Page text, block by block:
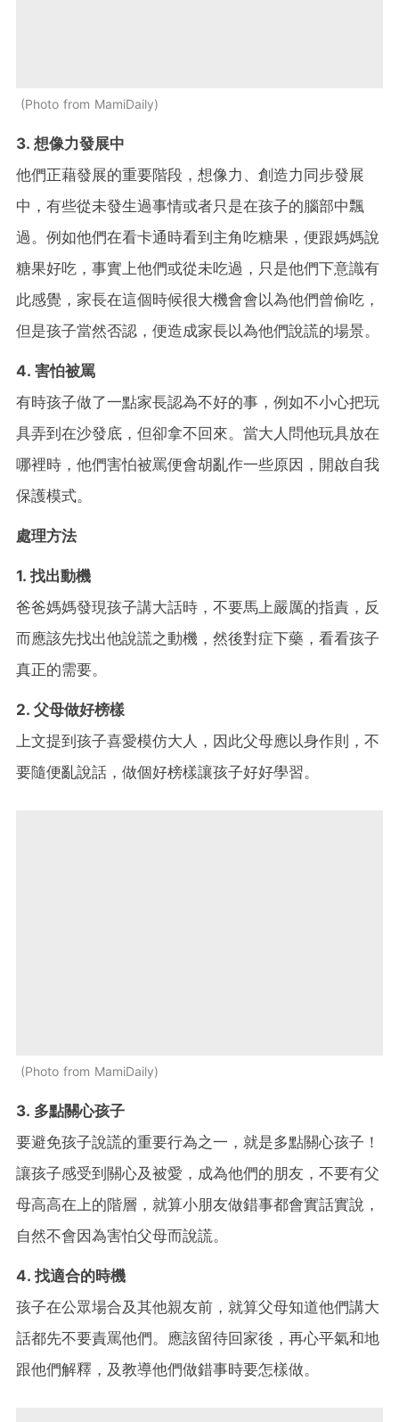
Photo from MamiDaily
3. 想像力發展中
他們正藉發展的重要階段，想像力、創造力同步發展
中，有些從未發生過事情或者只是在孩子的腦部中飄
過。例如他們在看卡通時看到主角吃糖果，便跟媽媽說
糖果好吃，事實上他們或從未吃過，只是他們下意識有
此感覺，家長在這個時候很大機會會以為他們曾偷吃，
但是孩子當然否認，便造成家長以為他們說謊的場景。
4. 害怕被罵
有時孩子做了一點家長認為不好的事，例如不小心把玩
具弄到在沙發底，但卻拿不回來。當大人問他玩具放在
哪裡時，他們害怕被罵便會胡亂作一些原因，開啟自我
保護模式。
處理方法
1. 找出動機
爸爸媽媽發現孩子講大話時，不要馬上嚴厲的指責，反
而應該先找出他說謊之動機，然後對症下藥，看看孩子
真正的需要。
2. 父母做好榜樣
上文提到孩子喜愛模仿大人，因此父母應以身作則，不
要隨便亂說話，做個好榜樣讓孩子好好學習。
Photo from MamiDaily
3. 多點關心孩子
要避免孩子說謊的重要行為之一，就是多點關心孩子！
讓孩子感受到關心及被愛，成為他們的朋友，不要有父
母高高在上的階層，就算小朋友做錯事都會實話實說，
自然不會因為害怕父母而說謊。
4. 找適合的時機
孩子在公眾場合及其他親友前，就算父母知道他們講大
話都先不要責罵他們。應該留待回家後，再心平氣和地
跟他們解釋，及教導他們做錯事時要怎樣做。